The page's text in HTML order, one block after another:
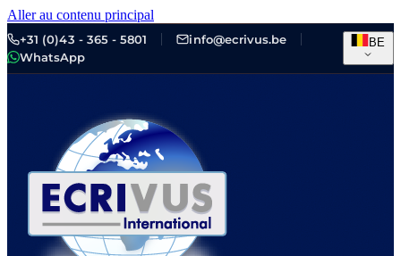
Aller au contenu principal
+31 (0)43 - 365 - 5801
info@ecrivus.be
WhatsApp
BE